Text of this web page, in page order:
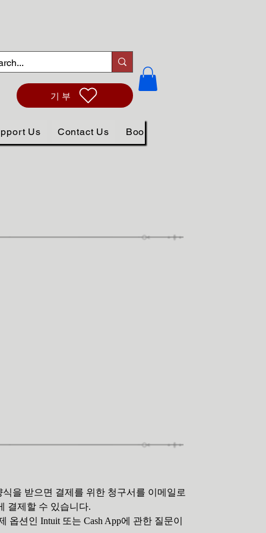
기부
Us Contact Us Book Online
을 받으면 결제를 위한 청구서를 이메일로
결제할 수 있습니다.
션인 Intuit 또는 Cash App에 관한 질문이